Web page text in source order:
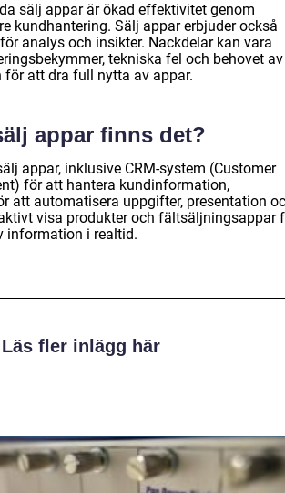
sälj appar är ökad effektivitet genom
kundhantering. Sälj appar erbjuder också
analys och insikter. Nackdelar kan vara
tekniska fel och behovet av
att dra full nytta av appar.
appar finns det?
appar, inklusive CRM-system (Customer
för att hantera kundinformation,
att automatisera uppgifter, presentation
visa produkter och fältsäljningsappar
information i realtid.
Läs fler inlägg här